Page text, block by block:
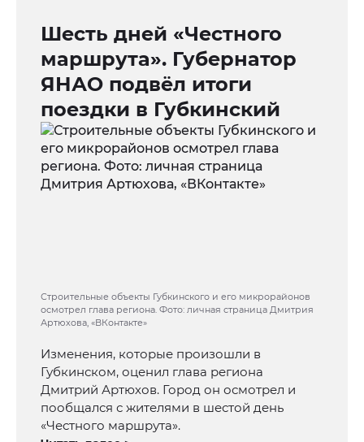
Шесть дней «Честного
маршрута». Губернатор
ЯНАО подвёл итоги
поездки в Губкинский
Строительные объекты Губкинского и его микрорайонов
осмотрел глава региона. Фото: личная страница Дмитрия
Артюхова, «ВКонтакте»
Изменения, которые произошли в
Губкинском, оценил глава региона
Дмитрий Артюхов. Город он осмотрел и
пообщался с жителями в шестой день
«Честного маршрута».